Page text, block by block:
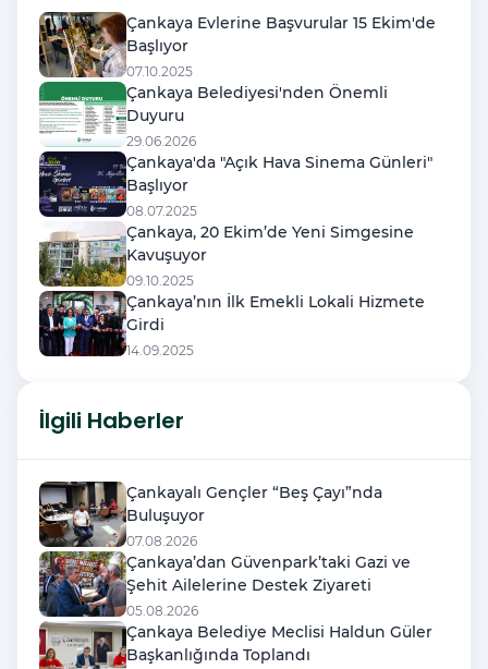
Çankaya Evlerine Başvurular 15 Ekim'de
Başlıyor
07.10.2025
Çankaya Belediyesi'nden Önemli
Duyuru
29.06.2026
Çankaya'da "Açık Hava Sinema Günleri"
Başlıyor
08.07.2025
Çankaya, 20 Ekim’de Yeni Simgesine
Kavuşuyor
09.10.2025
Çankaya’nın İlk Emekli Lokali Hizmete
Girdi
14.09.2025
İlgili Haberler
Çankayalı Gençler “Beş Çayı”nda
Buluşuyor
07.08.2026
Çankaya’dan Güvenpark’taki Gazi ve
Şehit Ailelerine Destek Ziyareti
05.08.2026
Çankaya Belediye Meclisi Haldun Güler
Başkanlığında Toplandı